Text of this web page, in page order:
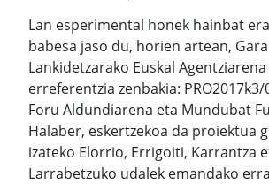
Lan esperimental honek hainbat
babesa jaso du, horien artean,
Lankidetzarako Euskal
erreferentzia zenbakia: PRO2017k3/
Foru Aldundiarena eta Mundubat
Halaber, eskertzekoa da proiektua
izateko Elorrio, Errigoiti, Karrantza
Larrabetzuko udalek emandako